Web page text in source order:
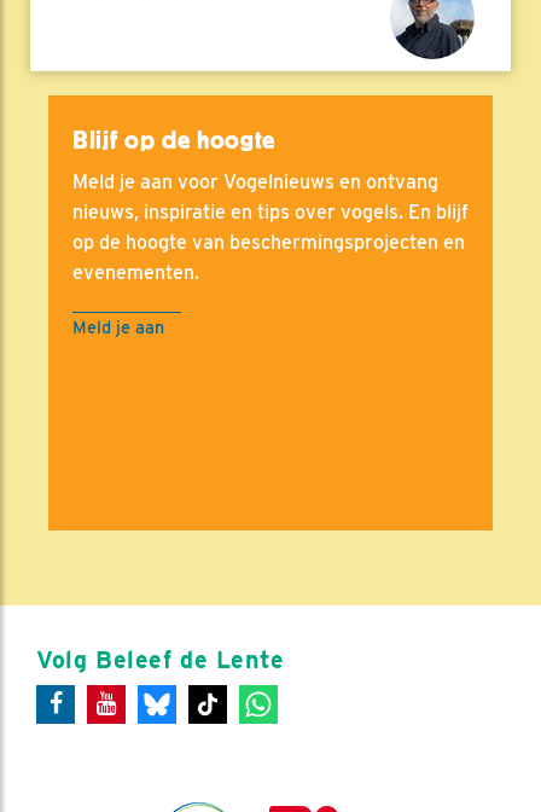
Blijf op de hoogte
Meld je aan voor Vogelnieuws en ontvang
nieuws, inspiratie en tips over vogels. En blijf
op de hoogte van beschermingsprojecten en
evenementen.
Meld je aan
Volg Beleef de Lente